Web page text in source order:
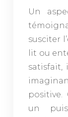
Un
susciter
lit ou
satisfait,
un